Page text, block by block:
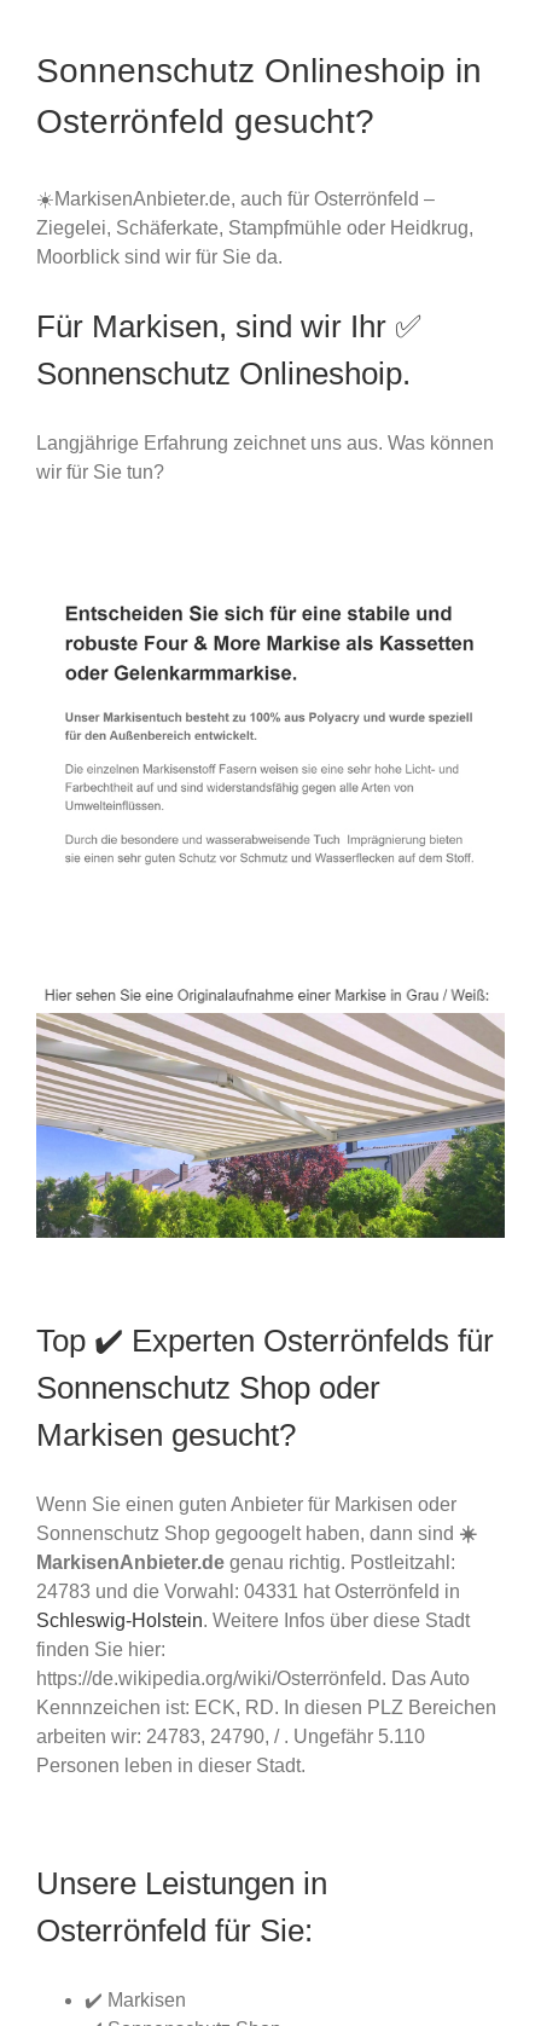
Sonnenschutz Onlineshoip in
Osterrönfeld gesucht?
☀️MarkisenAnbieter.de, auch für Osterrönfeld –
Ziegelei, Schäferkate, Stampfmühle oder Heidkrug,
Moorblick sind wir für Sie da.
Für Markisen, sind wir Ihr ✅
Sonnenschutz Onlineshoip.
Langjährige Erfahrung zeichnet uns aus. Was können
wir für Sie tun?
Top ✔️ Experten Osterrönfelds für
Sonnenschutz Shop oder
Markisen gesucht?
Wenn Sie einen guten Anbieter für Markisen oder
Sonnenschutz Shop gegoogelt haben, dann sind ☀️
MarkisenAnbieter.de genau richtig. Postleitzahl:
24783 und die Vorwahl: 04331 hat Osterrönfeld in
Schleswig-Holstein. Weitere Infos über diese Stadt
finden Sie hier:
https://de.wikipedia.org/wiki/Osterrönfeld. Das Auto
Kennnzeichen ist: ECK, RD. In diesen PLZ Bereichen
arbeiten wir: 24783, 24790, / . Ungefähr 5.110
Personen leben in dieser Stadt.
Unsere Leistungen in
Osterrönfeld für Sie:
✔️ Markisen